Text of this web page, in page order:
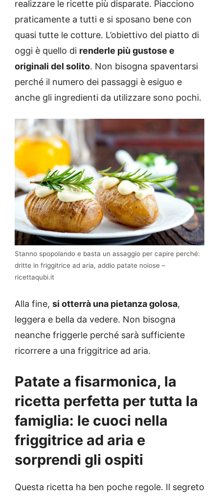
realizzare le ricette più disparate. Piacciono
praticamente a tutti e si sposano bene con
quasi tutte le cotture. L’obiettivo del piatto di
oggi è quello di renderle più gustose e
originali del solito. Non bisogna spaventarsi
perché il numero dei passaggi è esiguo e
anche gli ingredienti da utilizzare sono pochi.
Stanno spopolando e basta un assaggio per capire perché:
dritte in friggitrice ad aria, addio patate noiose –
ricettaqubi.it
Alla fine, si otterrà una pietanza golosa,
leggera e bella da vedere. Non bisogna
neanche friggerle perché sarà sufficiente
ricorrere a una friggitrice ad aria.
Patate a fisarmonica, la
ricetta perfetta per tutta la
famiglia: le cuoci nella
friggitrice ad aria e
sorprendi gli ospiti
Questa ricetta ha ben poche regole. Il segreto